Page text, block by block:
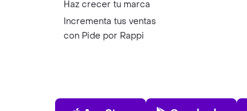
Haz crecer tu marca
Incrementa tus ventas
con Pide por Rappi
App Store Play Store